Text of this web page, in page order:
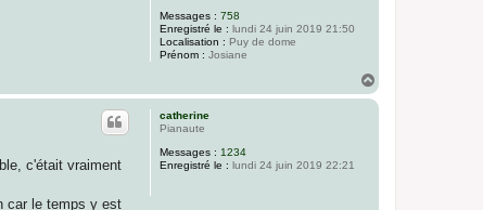
Messages : 758
Enregistré le : lundi 24 juin 2019 21:50
Localisation : Puy de dome
Prénom : Josiane
u
catherine
Pianaute
Messages : 1234
Enregistré le : lundi 24 juin 2019 22:21
c'était vraiment
car le temps y est